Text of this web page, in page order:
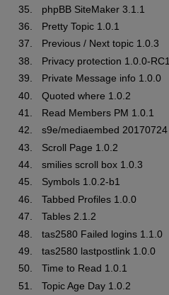
phpBB SiteMaker 3.1.1
Pretty Topic 1.0.1
Previous / Next topic 1.0.3
Privacy protection 1.0.0-RC1
Private Message info 1.0.0
Quoted where 1.0.2
Read Members PM 1.0.1
s9e/mediaembed 20170724
Scroll Page 1.0.2
smilies scroll box 1.0.3
Symbols 1.0.2-b1
Tabbed Profiles 1.0.0
Tables 2.1.2
tas2580 Failed logins 1.1.0
tas2580 lastpostlink 1.0.0
Time to Read 1.0.1
Topic Age Day 1.0.2